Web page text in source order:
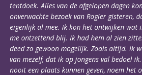
tentdoek. Alles van de afgelopen dagen
onverwachte bezoek van Rogier gisteren,
eigenlijk al mee. Ik kon het ontwijken wat
me ontzettend blij. Ik had hem al zien
deed zo gewoon mogelijk. Zoals altijd. Ik
van mezelf, dat ik op jongens val bedoel
nooit een plaats kunnen geven, noem het